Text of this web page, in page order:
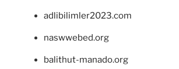
adlibilimler2023.com
naswwebed.org
balithut-manado.org